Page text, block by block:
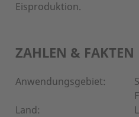
Eisproduktion.
ZAHLEN & FAKTEN
Anwendungsgebiet:
Land: